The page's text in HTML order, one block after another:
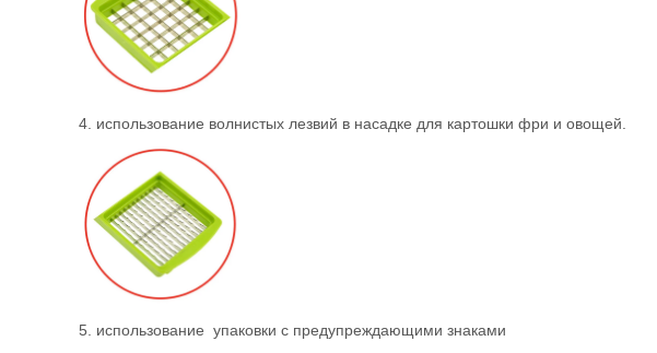
4. использование волнистых лезвий в насадке для картошки фри и овощей.
5. использование упаковки с предупреждающими знаками